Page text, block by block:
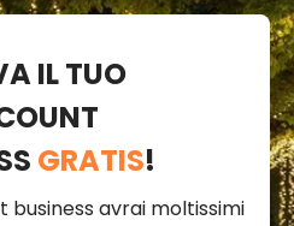
IL TUO
GRATIS!
avrai moltissimi